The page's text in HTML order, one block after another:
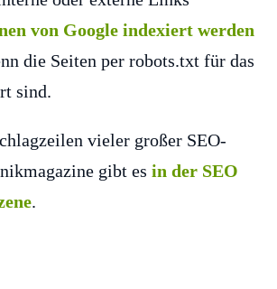
von Google indexiert werden
die Seiten per robots.txt für das
sind.
vieler großer SEO-
gibt es in der SEO
.